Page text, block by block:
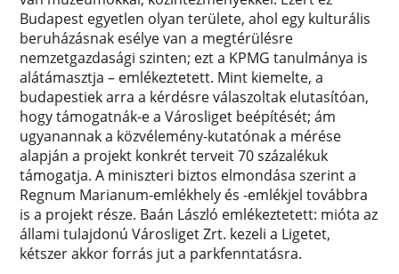
Budapest egyetlen olyan területe, ahol egy kulturális
beruházásnak esélye van a megtérülésre
nemzetgazdasági szinten; ezt a KPMG tanulmánya is
alátámasztja – emlékeztetett. Mint kiemelte, a
budapestiek arra a kérdésre válaszoltak elutasítóan,
hogy támogatnák-e a Városliget beépítését; ám
ugyanannak a közvélemény-kutatónak a mérése
alapján a projekt konkrét terveit 70 százalékuk
támogatja. A miniszteri biztos elmondása szerint a
Regnum Marianum-emlékhely és -emlékjel továbbra
is a projekt része. Baán László emlékeztetett: mióta az
állami tulajdonú Városliget Zrt. kezeli a Ligetet,
kétszer akkor forrás jut a parkfenntatásra.